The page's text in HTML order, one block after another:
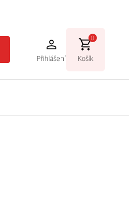
Přihlášení
0
Košík